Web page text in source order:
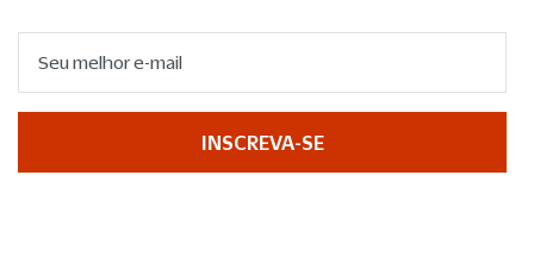
INSCREVA-SE